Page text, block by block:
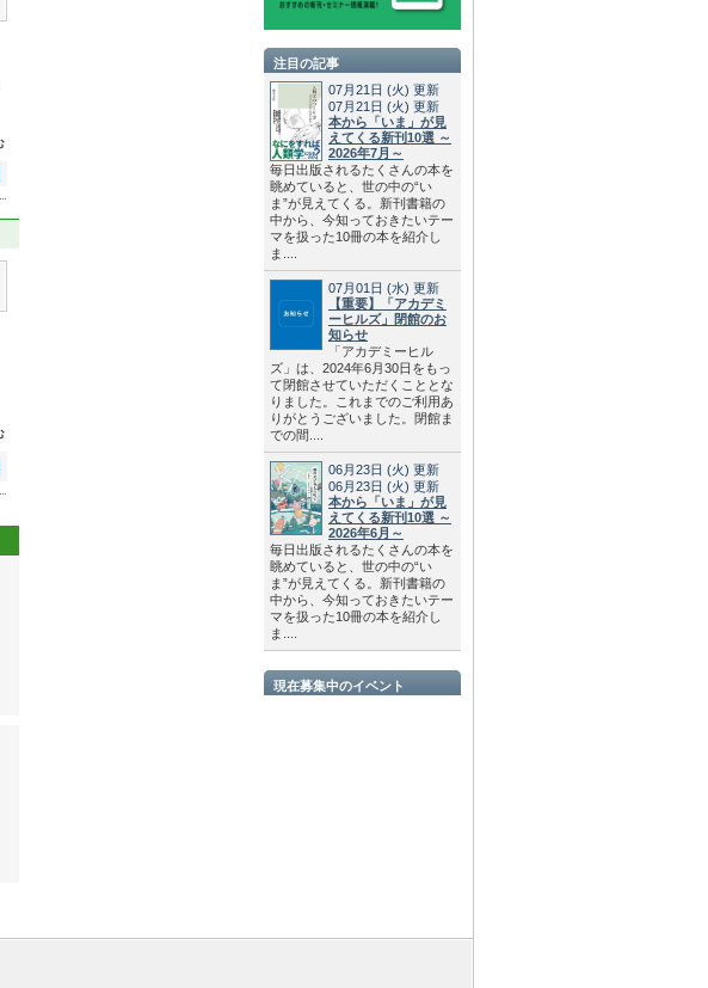
注目の記事
07月21日 (火) 更新
07月21日 (火) 更新
本から「いま」が見
えてくる新刊10選 ～
2026年7月～
毎日出版されるたくさんの本を
眺めていると、世の中の“い
ま”が見えてくる。新刊書籍の
中から、今知っておきたいテー
マを扱った10冊の本を紹介し
ま....
07月01日 (水) 更新
【重要】「アカデミ
ーヒルズ」閉館のお
知らせ
「アカデミーヒル
ズ」は、2024年6月30日をもっ
て閉館させていただくこととな
りました。これまでのご利用あ
りがとうございました。閉館ま
での間....
06月23日 (火) 更新
06月23日 (火) 更新
本から「いま」が見
えてくる新刊10選 ～
2026年6月～
毎日出版されるたくさんの本を
眺めていると、世の中の“い
ま”が見えてくる。新刊書籍の
中から、今知っておきたいテー
マを扱った10冊の本を紹介し
ま....
現在募集中のイベント